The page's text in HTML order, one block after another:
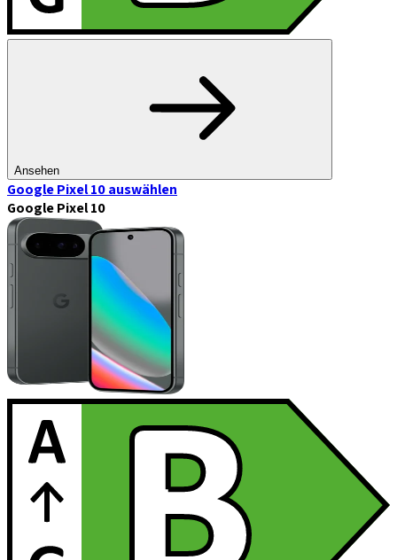
Ansehen
Google Pixel 10auswählen
Google Pixel 10